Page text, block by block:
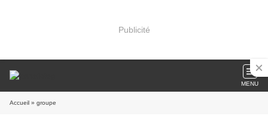
Publicité
MENU
Accueil » groupe